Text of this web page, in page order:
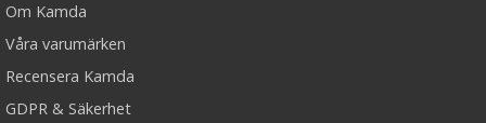
Om Kamda
Våra varumärken
Recensera Kamda
GDPR & Säkerhet